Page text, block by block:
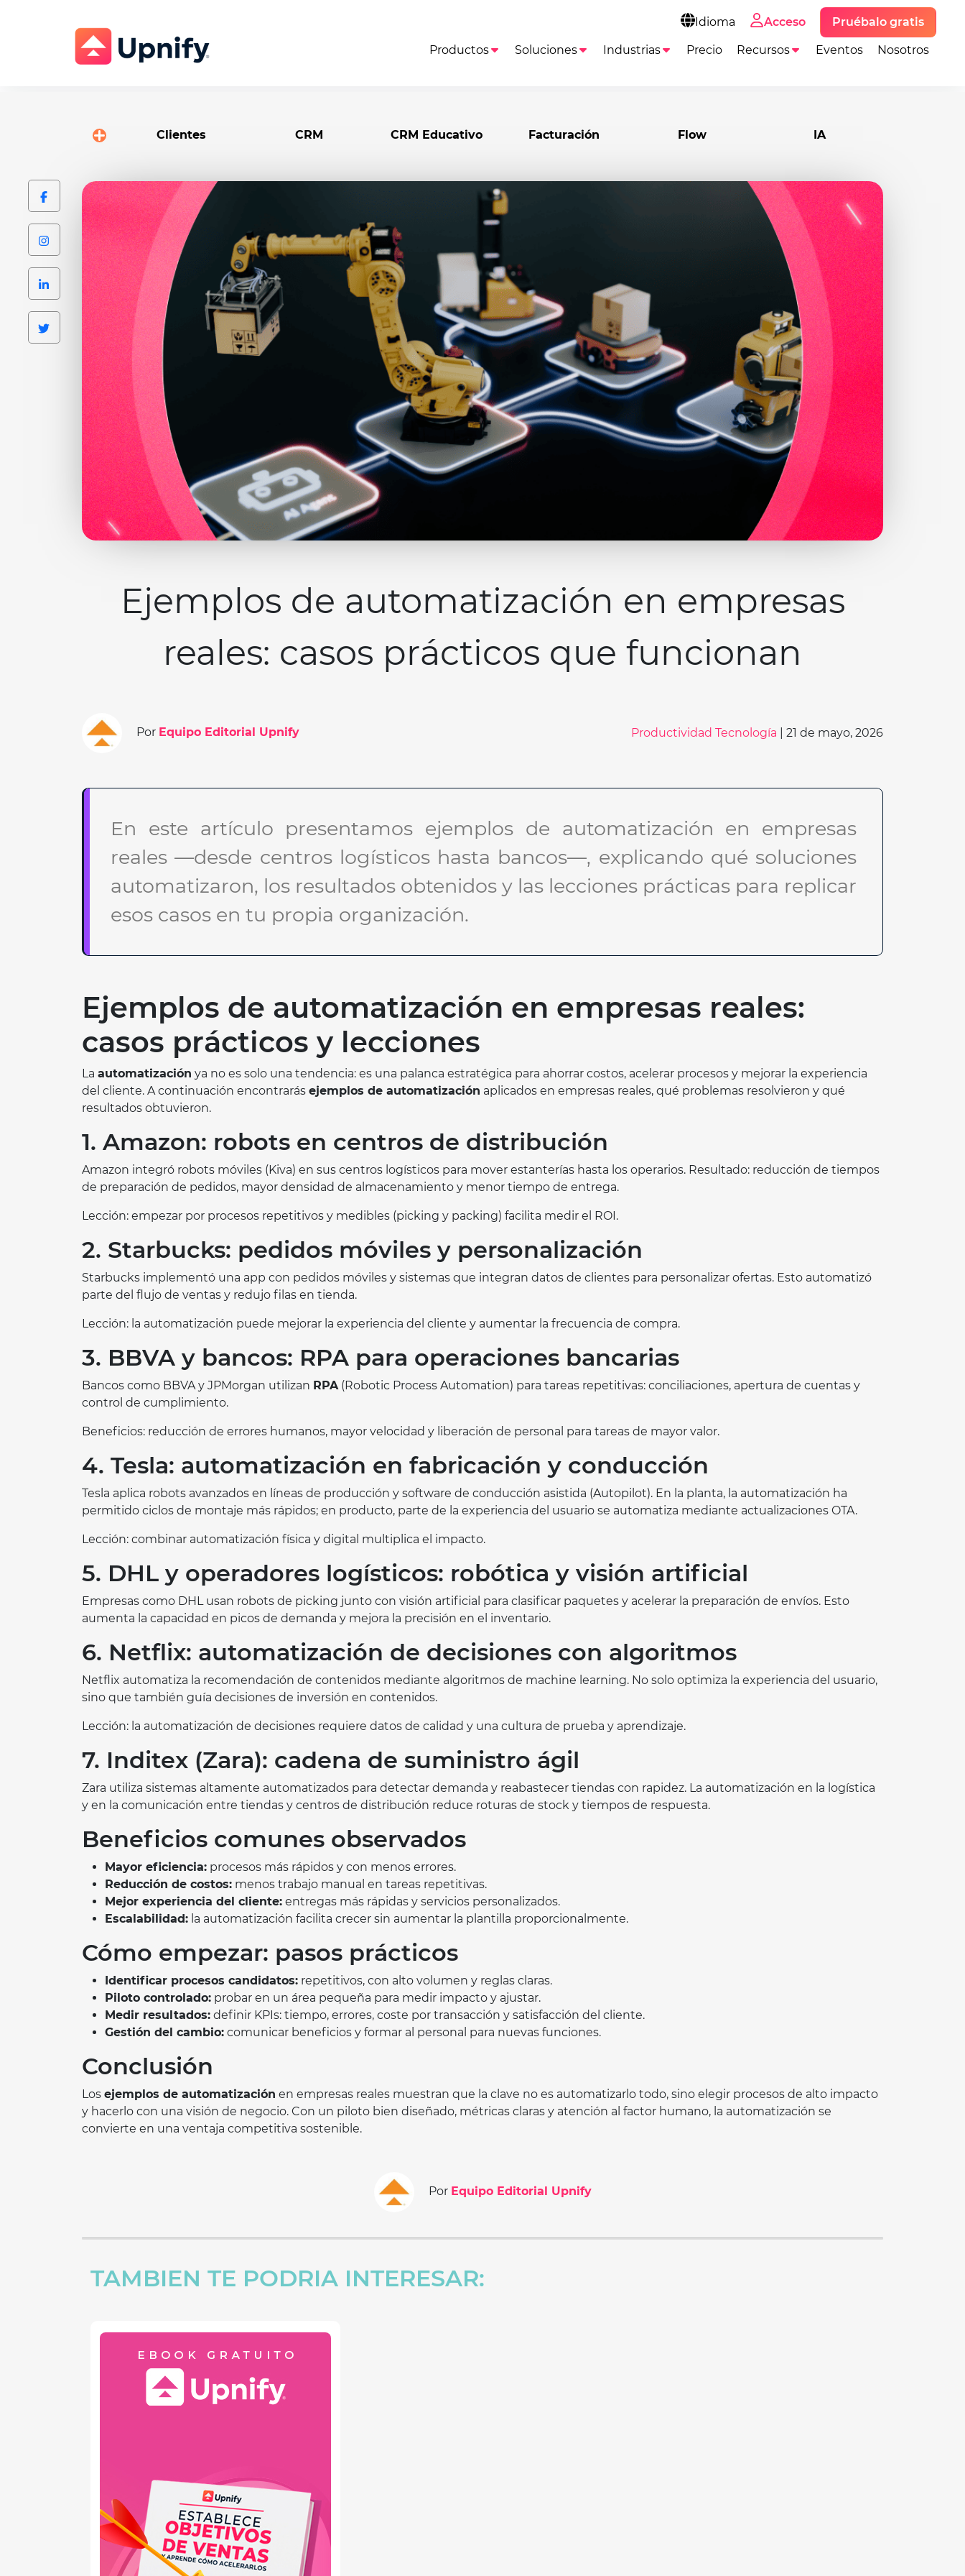
Idioma Acceso Pruébalo gratis
Productos Soluciones Industrias Precio Recursos Eventos Nosotros
Clientes CRM CRM Educativo Facturación Flow IA
Ejemplos de automatización en empresas
reales: casos prácticos que funcionan
Por Equipo Editorial Upnify Productividad Tecnología | 21 de mayo, 2026
En este artículo presentamos ejemplos de automatización en empresas
reales —desde centros logísticos hasta bancos—, explicando qué soluciones
automatizaron, los resultados obtenidos y las lecciones prácticas para replicar
esos casos en tu propia organización.
Ejemplos de automatización en empresas reales:
casos prácticos y lecciones
La automatización ya no es solo una tendencia: es una palanca estratégica para ahorrar costos, acelerar procesos y mejorar la experiencia
del cliente. A continuación encontrarás ejemplos de automatización aplicados en empresas reales, qué problemas resolvieron y qué
resultados obtuvieron.
1. Amazon: robots en centros de distribución
Amazon integró robots móviles (Kiva) en sus centros logísticos para mover estanterías hasta los operarios. Resultado: reducción de tiempos
de preparación de pedidos, mayor densidad de almacenamiento y menor tiempo de entrega.
Lección: empezar por procesos repetitivos y medibles (picking y packing) facilita medir el ROI.
2. Starbucks: pedidos móviles y personalización
Starbucks implementó una app con pedidos móviles y sistemas que integran datos de clientes para personalizar ofertas. Esto automatizó
parte del flujo de ventas y redujo filas en tienda.
Lección: la automatización puede mejorar la experiencia del cliente y aumentar la frecuencia de compra.
3. BBVA y bancos: RPA para operaciones bancarias
Bancos como BBVA y JPMorgan utilizan RPA(Robotic Process Automation) para tareas repetitivas: conciliaciones, apertura de cuentas y
control de cumplimiento.
Beneficios: reducción de errores humanos, mayor velocidad y liberación de personal para tareas de mayor valor.
4. Tesla: automatización en fabricación y conducción
Tesla aplica robots avanzados en líneas de producción y software de conducción asistida (Autopilot). En la planta, la automatización ha
permitido ciclos de montaje más rápidos; en producto, parte de la experiencia del usuario se automatiza mediante actualizaciones OTA.
Lección: combinar automatización física y digital multiplica el impacto.
5. DHL y operadores logísticos: robótica y visión artificial
Empresas como DHL usan robots de picking junto con visión artificial para clasificar paquetes y acelerar la preparación de envíos. Esto
aumenta la capacidad en picos de demanda y mejora la precisión en el inventario.
6. Netflix: automatización de decisiones con algoritmos
Netflix automatiza la recomendación de contenidos mediante algoritmos de machine learning. No solo optimiza la experiencia del usuario,
sino que también guía decisiones de inversión en contenidos.
Lección: la automatización de decisiones requiere datos de calidad y una cultura de prueba y aprendizaje.
7. Inditex (Zara): cadena de suministro ágil
Zara utiliza sistemas altamente automatizados para detectar demanda y reabastecer tiendas con rapidez. La automatización en la logística
y en la comunicación entre tiendas y centros de distribución reduce roturas de stock y tiempos de respuesta.
Beneficios comunes observados
Mayor eficiencia: procesos más rápidos y con menos errores.
Reducción de costos: menos trabajo manual en tareas repetitivas.
Mejor experiencia del cliente: entregas más rápidas y servicios personalizados.
Escalabilidad: la automatización facilita crecer sin aumentar la plantilla proporcionalmente.
Cómo empezar: pasos prácticos
Identificar procesos candidatos: repetitivos, con alto volumen y reglas claras.
Piloto controlado: probar en un área pequeña para medir impacto y ajustar.
Medir resultados: definir KPIs: tiempo, errores, coste por transacción y satisfacción del cliente.
Gestión del cambio: comunicar beneficios y formar al personal para nuevas funciones.
Conclusión
Los ejemplos de automatización en empresas reales muestran que la clave no es automatizarlo todo, sino elegir procesos de alto impacto
y hacerlo con una visión de negocio. Con un piloto bien diseñado, métricas claras y atención al factor humano, la automatización se
convierte en una ventaja competitiva sostenible.
Por Equipo Editorial Upnify
TAMBIEN TE PODRIA INTERESAR: